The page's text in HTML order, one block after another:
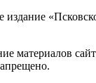
материалов